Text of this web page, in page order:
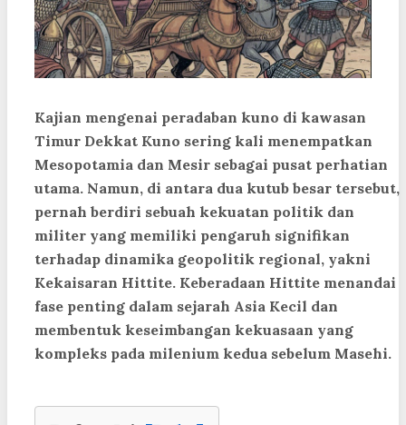
Kajian mengenai peradaban kuno di kawasan
Timur Dekkat Kuno sering kali menempatkan
Mesopotamia dan Mesir sebagai pusat perhatian
utama. Namun, di antara dua kutub besar tersebut,
pernah berdiri sebuah kekuatan politik dan
militer yang memiliki pengaruh signifikan
terhadap dinamika geopolitik regional, yakni
Kekaisaran Hittite. Keberadaan Hittite menandai
fase penting dalam sejarah Asia Kecil dan
membentuk keseimbangan kekuasaan yang
kompleks pada milenium kedua sebelum Masehi.